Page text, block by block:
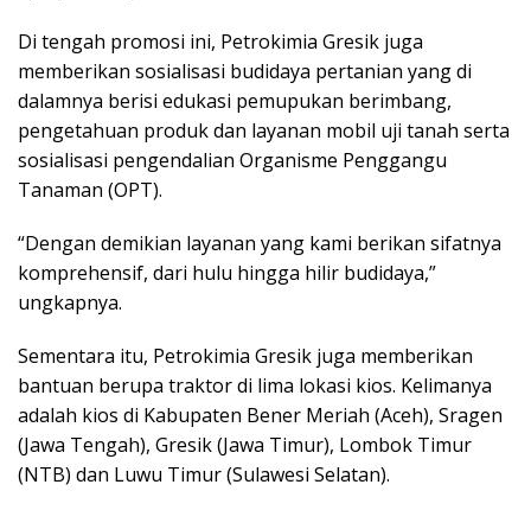
Di tengah promosi ini, Petrokimia Gresik juga
memberikan sosialisasi budidaya pertanian yang di
dalamnya berisi edukasi pemupukan berimbang,
pengetahuan produk dan layanan mobil uji tanah serta
sosialisasi pengendalian Organisme Penggangu
Tanaman (OPT).
“Dengan demikian layanan yang kami berikan sifatnya
komprehensif, dari hulu hingga hilir budidaya,”
ungkapnya.
Sementara itu, Petrokimia Gresik juga memberikan
bantuan berupa traktor di lima lokasi kios. Kelimanya
adalah kios di Kabupaten Bener Meriah (Aceh), Sragen
(Jawa Tengah), Gresik (Jawa Timur), Lombok Timur
(NTB) dan Luwu Timur (Sulawesi Selatan).